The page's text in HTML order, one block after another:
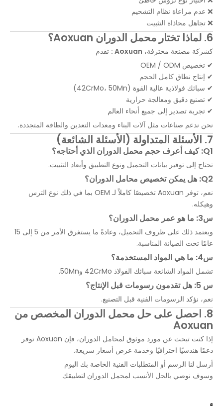
❌ عدم مراعاة نظام التشحيم
❌ تجاهل محاذاة التثبيت
6. لماذا تختار محمل الدوران Aoxuan؟
كشركة مصنعة محترفة، Aoxuan : تقدم
✔ تخصيص OEM / ODM
✔ إنتاج نطاق كامل الحجم
✔ سبائك فولاذية عالية القوة (42CrMo، 50Mn)
✔ تصنيع دقيق ومعالجة حرارية
✔ تجربة تصدير إلى جميع أنحاء العالم
نحن ندعم صناعات مثل آلات البناء ومعدات التعدين والطاقة المتجددة.
7. الأسئلة المتداولة (الأسئلة الشائعة)
Q1: كيف أعرف حجم محمل الدوران الذي أحتاجه؟
تحتاج إلى توفير بيانات التحميل ونوع التطبيق وأبعاد التثبيت.
Q2: هل يمكن تخصيص محامل الدوران؟
نعم، توفر Aoxuan تخصيصًا كاملاً لـ OEM بما في ذلك نوع الترس
وهيكله.
س3: ما هو عمر محمل الدوران؟
ويعتمد ذلك على ظروف التحميل، وعادةً ما يستغرق الأمر من 5 إلى 15
عامًا تحت الصيانة المناسبة.
س4: ما هي المواد المستخدمة؟
تشمل المواد الشائعة سبائك الفولاذ 42CrMo و50Mn.
س 5: هل تقدمون رسومات قبل الإنتاج؟
نعم، نؤكد الرسومات الفنية قبل التصنيع.
8. احصل على حل محمل الدوران المخصص من
Aoxuan
إذا كنت تبحث عن مورد موثوق لمحامل الدوران، فإن Aoxuan توفر
دعمًا هندسيًا احترافيًا وخدمة عرض أسعار سريعة.
أرسل لنا الرسم أو المتطلبات الفنية الخاصة بك اليوم
وسوف نوصي بالحل الأنسب لمحمل الدوران لتطبيقك